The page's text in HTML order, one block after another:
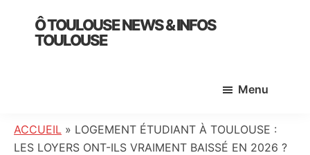
primary
Ô TOULOUSE NEWS & INFOS
TOULOUSE
:
info
Menu
ACCUEIL » LOGEMENT ÉTUDIANT À TOULOUSE :
LES LOYERS ONT-ILS VRAIMENT BAISSÉ EN 2026 ?